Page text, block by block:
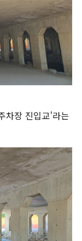
차장 진입교'라는